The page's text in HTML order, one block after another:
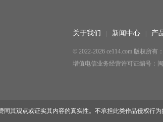
关于我们 新闻中心 产
© 2022-2026 ce114.com 版权所有
增值电信业务经营许可证编号：
其观点或证实其内容的真实性。不承担此类作品侵权行